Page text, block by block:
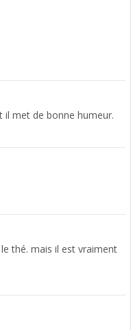
il met de bonne humeur.
thé. mais il est vraiment